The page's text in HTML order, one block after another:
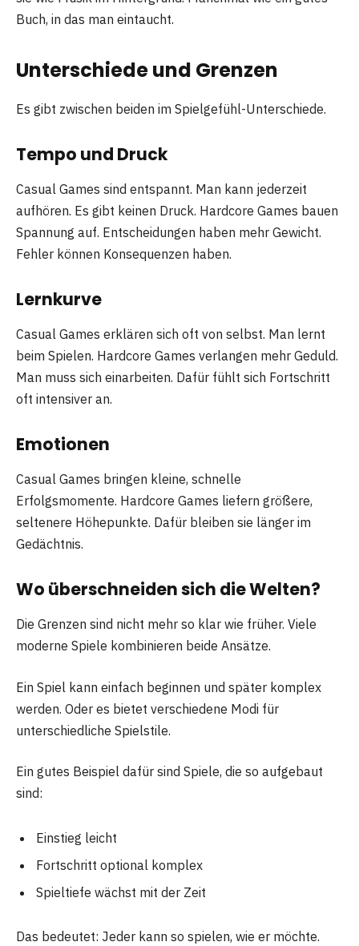
Buch, in das man eintaucht.
Unterschiede und Grenzen
Es gibt zwischen beiden im Spielgefühl-Unterschiede.
Tempo und Druck
Casual Games sind entspannt. Man kann jederzeit
aufhören. Es gibt keinen Druck. Hardcore Games bauen
Spannung auf. Entscheidungen haben mehr Gewicht.
Fehler können Konsequenzen haben.
Lernkurve
Casual Games erklären sich oft von selbst. Man lernt
beim Spielen. Hardcore Games verlangen mehr Geduld.
Man muss sich einarbeiten. Dafür fühlt sich Fortschritt
oft intensiver an.
Emotionen
Casual Games bringen kleine, schnelle
Erfolgsmomente. Hardcore Games liefern größere,
seltenere Höhepunkte. Dafür bleiben sie länger im
Gedächtnis.
Wo überschneiden sich die Welten?
Die Grenzen sind nicht mehr so klar wie früher. Viele
moderne Spiele kombinieren beide Ansätze.
Ein Spiel kann einfach beginnen und später komplex
werden. Oder es bietet verschiedene Modi für
unterschiedliche Spielstile.
Ein gutes Beispiel dafür sind Spiele, die so aufgebaut
sind:
Einstieg leicht
Fortschritt optional komplex
Spieltiefe wächst mit der Zeit
Das bedeutet: Jeder kann so spielen, wie er möchte.